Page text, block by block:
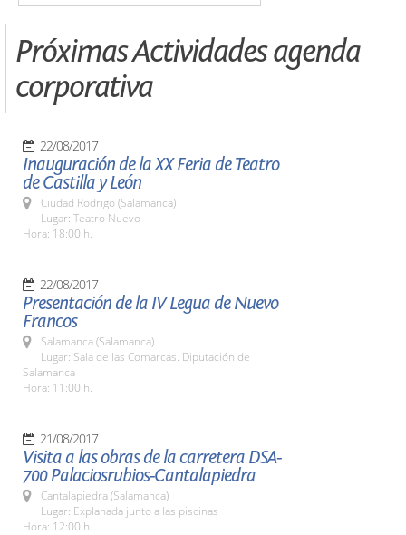
Próximas Actividades agenda
corporativa
22/08/2017
Inauguración de la XX Feria de Teatro
de Castilla y León
Ciudad Rodrigo (Salamanca)
Lugar: Teatro Nuevo
Hora: 18:00 h.
22/08/2017
Presentación de la IV Legua de Nuevo
Francos
Salamanca (Salamanca)
Lugar: Sala de las Comarcas. Diputación de
Salamanca
Hora: 11:00 h.
21/08/2017
Visita a las obras de la carretera DSA-
700 Palaciosrubios-Cantalapiedra
Cantalapiedra (Salamanca)
Lugar: Explanada junto a las piscinas
Hora: 12:00 h.